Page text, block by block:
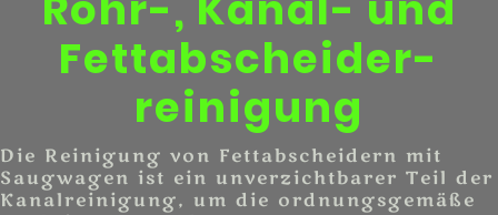
Fettabscheider-
reinigung
Die Reinigung von Fettabscheidern mit
Saugwagen ist ein unverzichtbarer Teil der
Kanalreinigung, um die ordnungsgemäße